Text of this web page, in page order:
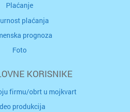
Plaćanje
plaćanja
prognoza
Foto
KORISNIKE
firmu/obrt u mojkvart
produkcija